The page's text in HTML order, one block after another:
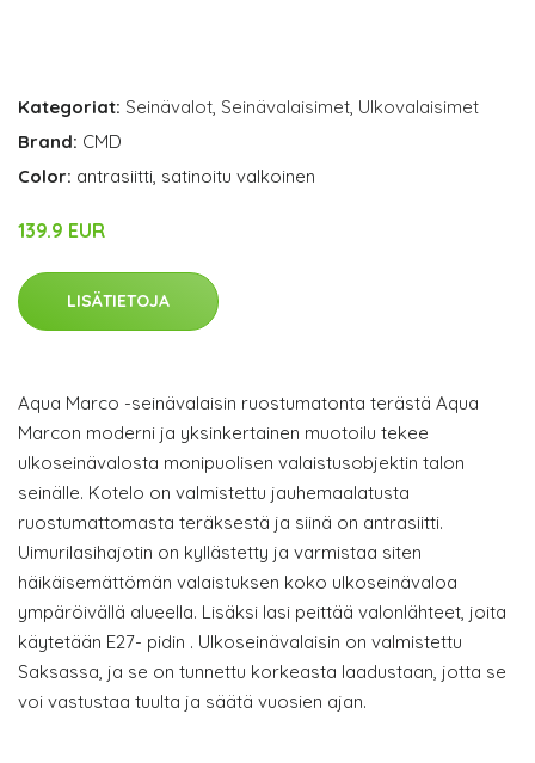
Kategoriat: Seinävalot, Seinävalaisimet, Ulkovalaisimet
Brand: CMD
Color: antrasiitti, satinoitu valkoinen
139.9 EUR
LISÄTIETOJA
Aqua Marco -seinävalaisin ruostumatonta terästä Aqua
Marcon moderni ja yksinkertainen muotoilu tekee
ulkoseinävalosta monipuolisen valaistusobjektin talon
seinälle. Kotelo on valmistettu jauhemaalatusta
ruostumattomasta teräksestä ja siinä on antrasiitti.
Uimurilasihajotin on kyllästetty ja varmistaa siten
häikäisemättömän valaistuksen koko ulkoseinävaloa
ympäröivällä alueella. Lisäksi lasi peittää valonlähteet, joita
käytetään E27- pidin . Ulkoseinävalaisin on valmistettu
Saksassa, ja se on tunnettu korkeasta laadustaan, jotta se
voi vastustaa tuulta ja säätä vuosien ajan.